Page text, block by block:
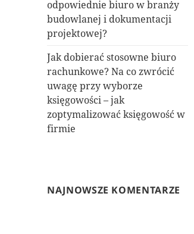
odpowiednie biuro w branży
budowlanej i dokumentacji
projektowej?
Jak dobierać stosowne biuro
rachunkowe? Na co zwrócić
uwagę przy wyborze
księgowości – jak
zoptymalizować księgowość w
firmie
NAJNOWSZE KOMENTARZE